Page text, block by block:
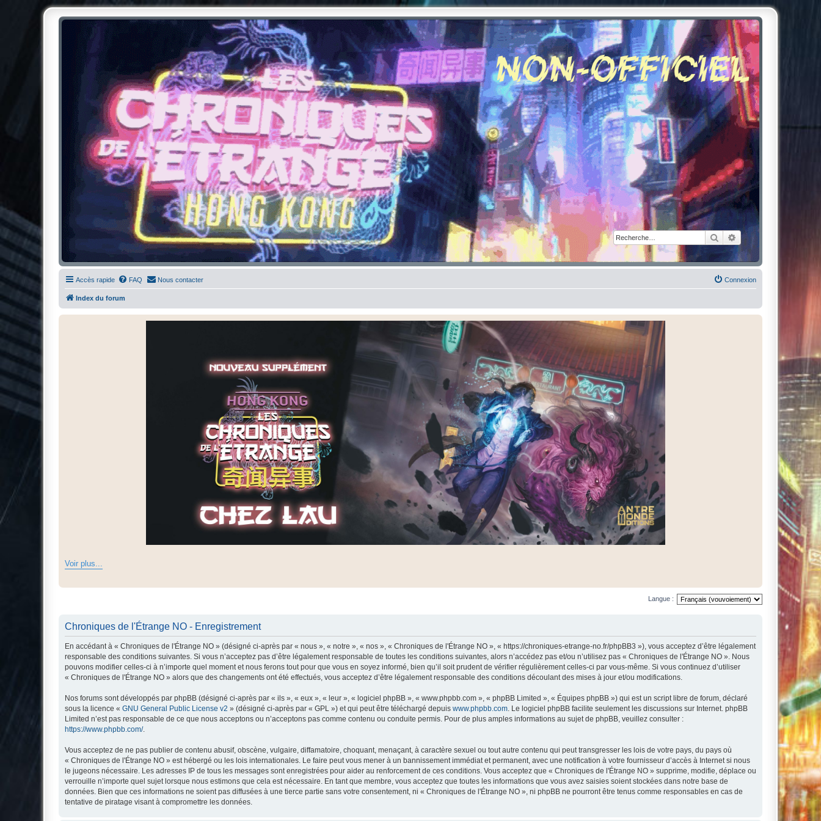
RechercherRecherche avancée
Chroniques de l'Étrange NO
Pour les amateurs des Chroniques de l'Étrange
Accès rapide FAQ Nous contacter Connexion
Index du forum
Voir plus...
Langue :
Chroniques de l'Étrange NO - Enregistrement
En accédant à « Chroniques de l'Étrange NO » (désigné ci-après par « nous », « notre », « nos », « Chroniques de l'Étrange NO », « https://chroniques-etrange-no.fr/phpBB3 »), vous acceptez d’être légalement
responsable des conditions suivantes. Si vous n’acceptez pas d’être légalement responsable de toutes les conditions suivantes, alors n’accédez pas et/ou n’utilisez pas « Chroniques de l'Étrange NO ». Nous
pouvons modifier celles-ci à n’importe quel moment et nous ferons tout pour que vous en soyez informé, bien qu’il soit prudent de vérifier régulièrement celles-ci par vous-même. Si vous continuez d’utiliser
« Chroniques de l'Étrange NO » alors que des changements ont été effectués, vous acceptez d’être légalement responsable des conditions découlant des mises à jour et/ou modifications.
Nos forums sont développés par phpBB (désigné ci-après par « ils », « eux », « leur », « logiciel phpBB », « www.phpbb.com », « phpBB Limited », « Équipes phpBB ») qui est un script libre de forum, déclaré
sous la licence « GNU General Public License v2 » (désigné ci-après par « GPL ») et qui peut être téléchargé depuis www.phpbb.com. Le logiciel phpBB facilite seulement les discussions sur Internet. phpBB
Limited n’est pas responsable de ce que nous acceptons ou n’acceptons pas comme contenu ou conduite permis. Pour de plus amples informations au sujet de phpBB, veuillez consulter :
https://www.phpbb.com/.
Vous acceptez de ne pas publier de contenu abusif, obscène, vulgaire, diffamatoire, choquant, menaçant, à caractère sexuel ou tout autre contenu qui peut transgresser les lois de votre pays, du pays où
« Chroniques de l'Étrange NO » est hébergé ou les lois internationales. Le faire peut vous mener à un bannissement immédiat et permanent, avec une notification à votre fournisseur d’accès à Internet si nous
le jugeons nécessaire. Les adresses IP de tous les messages sont enregistrées pour aider au renforcement de ces conditions. Vous acceptez que « Chroniques de l'Étrange NO » supprime, modifie, déplace ou
verrouille n’importe quel sujet lorsque nous estimons que cela est nécessaire. En tant que membre, vous acceptez que toutes les informations que vous avez saisies soient stockées dans notre base de
données. Bien que ces informations ne soient pas diffusées à une tierce partie sans votre consentement, ni « Chroniques de l'Étrange NO », ni phpBB ne pourront être tenus comme responsables en cas de
tentative de piratage visant à compromettre les données.